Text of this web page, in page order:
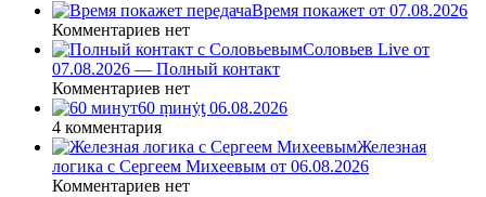
Время покажет от 07.08.2026
Комментариев нет
Соловьев Live от
07.08.2026 — Полный контакт
Комментариев нет
60 ṃинẏƫ 06.08.2026
4 комментария
Железная
логика с Сергеем Михеевым от 06.08.2026
Комментариев нет